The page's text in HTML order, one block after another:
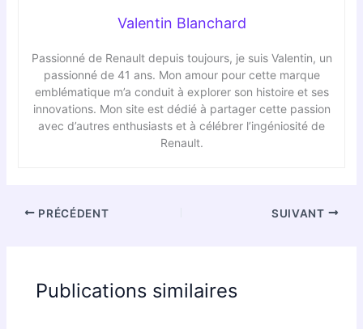
Valentin Blanchard
Passionné de Renault depuis toujours, je suis Valentin, un
passionné de 41 ans. Mon amour pour cette marque
emblématique m’a conduit à explorer son histoire et ses
innovations. Mon site est dédié à partager cette passion
avec d’autres enthusiasts et à célébrer l’ingéniosité de
Renault.
PRÉCÉDENT SUIVANT
Publications similaires